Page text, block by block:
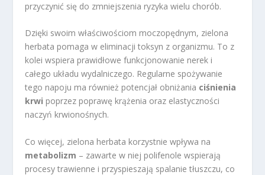
przyczynić się do zmniejszenia ryzyka wielu chorób.
Dzięki swoim właściwościom moczopędnym, zielona
herbata pomaga w eliminacji toksyn z organizmu. To z
kolei wspiera prawidłowe funkcjonowanie nerek i
całego układu wydalniczego. Regularne spożywanie
tego napoju ma również potencjał obniżania ciśnienia
krwi poprzez poprawę krążenia oraz elastyczności
naczyń krwionośnych.
Co więcej, zielona herbata korzystnie wpływa na
metabolizm – zawarte w niej polifenole wspierają
procesy trawienne i przyspieszają spalanie tłuszczu, co